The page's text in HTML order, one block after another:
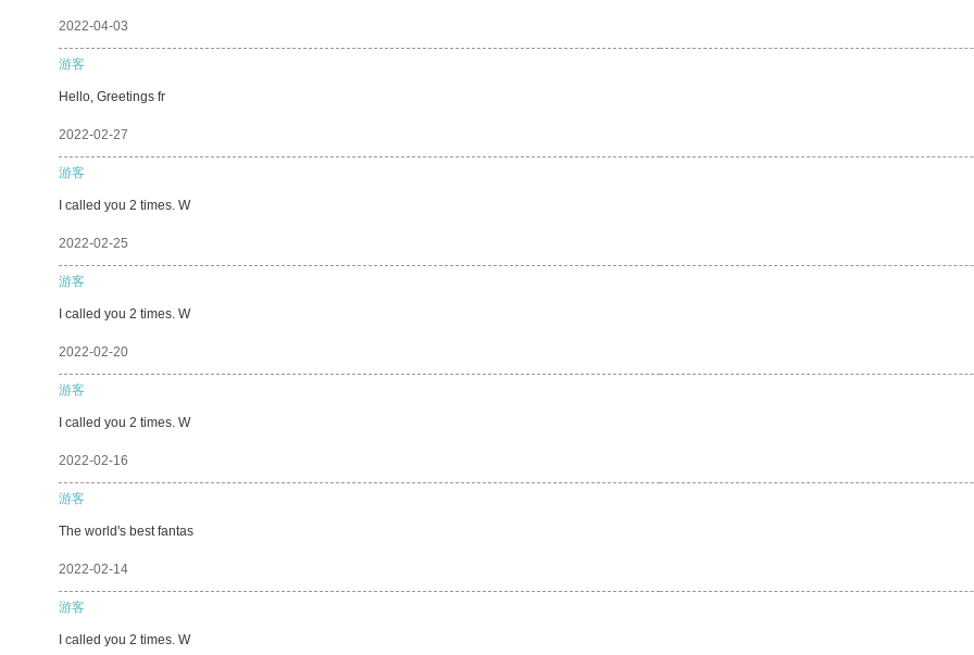
2022-04-03
游客
Hello, Greetings fr
2022-02-27
游客
I called you 2 times. W
2022-02-25
游客
I called you 2 times. W
2022-02-20
游客
I called you 2 times. W
2022-02-16
游客
The world's best fantas
2022-02-14
游客
I called you 2 times. W